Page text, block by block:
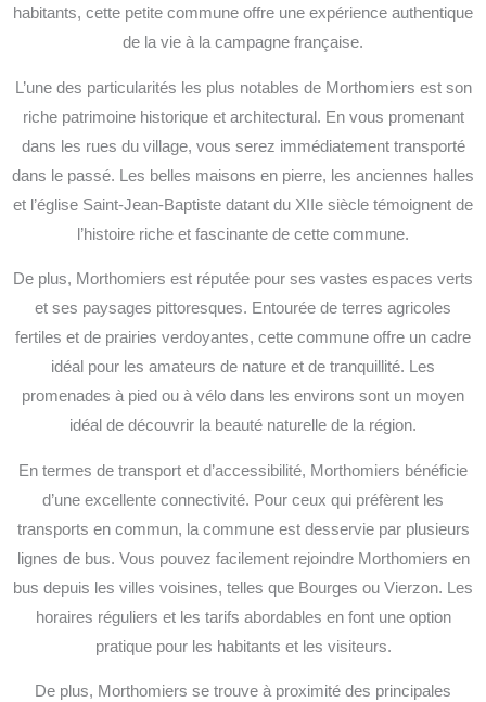
habitants, cette petite commune offre une expérience authentique
de la vie à la campagne française.
L’une des particularités les plus notables de Morthomiers est son
riche patrimoine historique et architectural. En vous promenant
dans les rues du village, vous serez immédiatement transporté
dans le passé. Les belles maisons en pierre, les anciennes halles
et l’église Saint-Jean-Baptiste datant du XIIe siècle témoignent de
l’histoire riche et fascinante de cette commune.
De plus, Morthomiers est réputée pour ses vastes espaces verts
et ses paysages pittoresques. Entourée de terres agricoles
fertiles et de prairies verdoyantes, cette commune offre un cadre
idéal pour les amateurs de nature et de tranquillité. Les
promenades à pied ou à vélo dans les environs sont un moyen
idéal de découvrir la beauté naturelle de la région.
En termes de transport et d’accessibilité, Morthomiers bénéficie
d’une excellente connectivité. Pour ceux qui préfèrent les
transports en commun, la commune est desservie par plusieurs
lignes de bus. Vous pouvez facilement rejoindre Morthomiers en
bus depuis les villes voisines, telles que Bourges ou Vierzon. Les
horaires réguliers et les tarifs abordables en font une option
pratique pour les habitants et les visiteurs.
De plus, Morthomiers se trouve à proximité des principales